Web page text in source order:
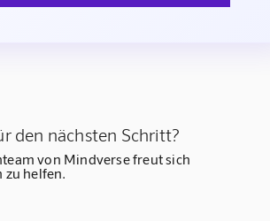
den nächsten Schritt?
von Mindverse freut sich
zu helfen.